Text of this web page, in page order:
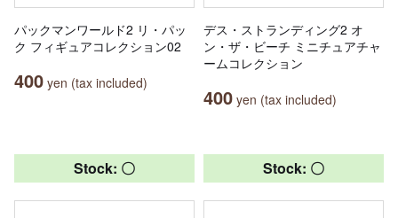
パックマンワールド2 リ・パッ
ク フィギュアコレクション02
400 yen (tax included)
デス・ストランディング2 オ
ン・ザ・ビーチ ミニチュアチャ
ームコレクション
400 yen (tax included)
Stock: 〇 Stock: 〇